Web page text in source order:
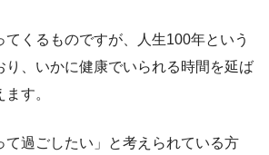
てくるものですが、人生100年という
り、いかに健康でいられる時間を延ば
す。
て過ごしたい」と考えられている方